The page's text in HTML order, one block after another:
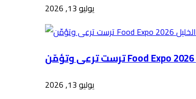
يوليو 13, 2026
يوليو 13, 2026